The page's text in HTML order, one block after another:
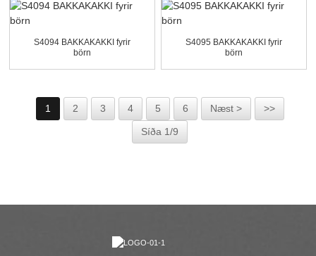
S4094 BAKKAKAKKI fyrir
börn
S4095 BAKKAKAKKI fyrir
börn
1 2 3 4 5 6 Næst > >>
Síða 1/9